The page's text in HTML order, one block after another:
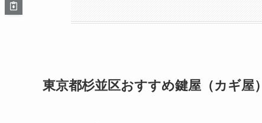
東京都杉並区おすすめ鍵屋（カギ屋